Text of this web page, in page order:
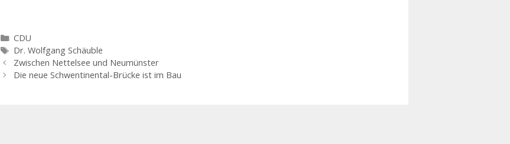
Kategorien
CDU
Schlagwörter
Dr. Wolfgang Schäuble
Zwischen Nettelsee und Neumünster
Die neue Schwentinental-Brücke ist im Bau